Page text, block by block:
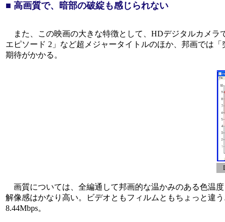
■ 高画質で、暗部の破綻も感じられない
また、この映画の大きな特徴として、HDデジタルカメラ
エピソード 2」など超メジャータイトルのほか、邦画では
期待がかかる。
画質については、全編通して邦画的な温かみのある色温
解像感はかなり高い。ビデオともフィルムともちょっと違
8.44Mbps。